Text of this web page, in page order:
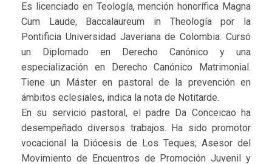
Es licenciado en Teología, mención honorífica Magna
Cum Laude, Baccalaureum in Theología por la
Pontificia Universidad Javeriana de Colombia. Cursó
un Diplomado en Derecho Canónico y una
especialización en Derecho Canónico Matrimonial.
Tiene un Máster en pastoral de la prevención en
ámbitos eclesiales, indica la nota de Notitarde.
En su servicio pastoral, el padre Da Conceicao ha
desempeñado diversos trabajos. Ha sido promotor
vocacional la Diócesis de Los Teques; Asesor del
Movimiento de Encuentros de Promoción Juvenil y